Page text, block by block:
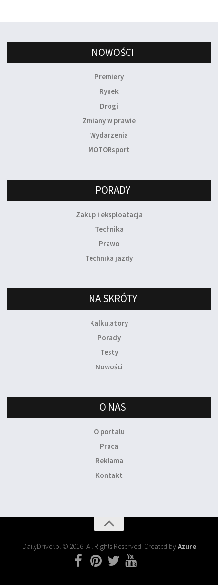
NOWOŚCI
Premiery
Rynek
Drogi
Zmiany w prawie
Wydarzenia
MOTORsport
PORADY
Zakup i eksploatacja
Technika
Prawo
Technika jazdy
NA SKRÓTY
Kalkulatory
Porady
Testy
Nowości
O NAS
O portalu
Praca
Reklama
Kontakt
DailyDriver.pl © 2016. All Rights Reserved. Created byAzure